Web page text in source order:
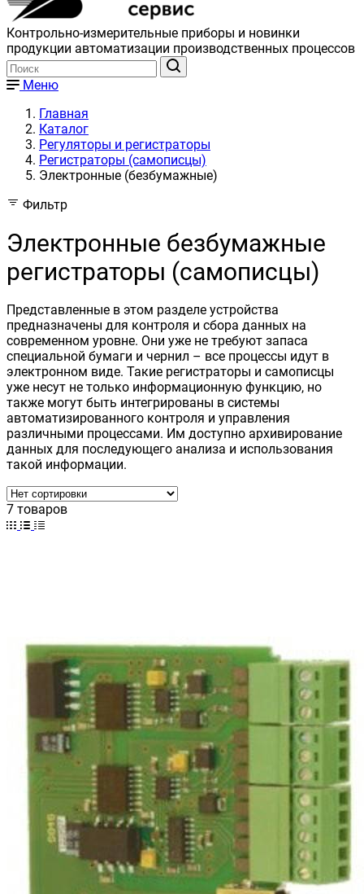
Контрольно-измерительные приборы и новинки
продукции автоматизации производственных процессов
Меню
Главная
Каталог
Регуляторы и регистраторы
Регистраторы (самописцы)
Электронные (безбумажные)
Фильтр
Электронные безбумажные
регистраторы (самописцы)
Представленные в этом разделе устройства
предназначены для контроля и сбора данных на
современном уровне. Они уже не требуют запаса
специальной бумаги и чернил – все процессы идут в
электронном виде. Такие регистраторы и самописцы
уже несут не только информационную функцию, но
также могут быть интегрированы в системы
автоматизированного контроля и управления
различными процессами. Им доступно архивирование
данных для последующего анализа и использования
такой информации.
7 товаров